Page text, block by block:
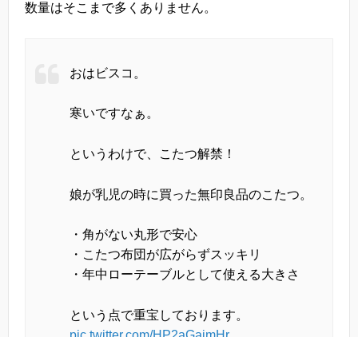
数量はそこまで多くありません。
おはビスコ。
寒いですなぁ。
というわけで、こたつ解禁！
娘が乳児の時に買った無印良品のこたつ。
・角がない丸形で安心
・こたつ布団が広がらずスッキリ
・年中ローテーブルとして使える大きさ
という点で重宝しております。